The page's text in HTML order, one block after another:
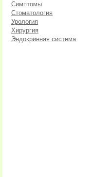
Симптомы
Стоматология
Урология
Хирургия
Эндокринная система